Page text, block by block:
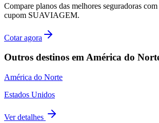
Compare planos das melhores seguradoras
cupom SUAVIAGEM.
Cotar agora
Outros destinos emAmérica do
América do Norte
Estados Unidos
Ver detalhes